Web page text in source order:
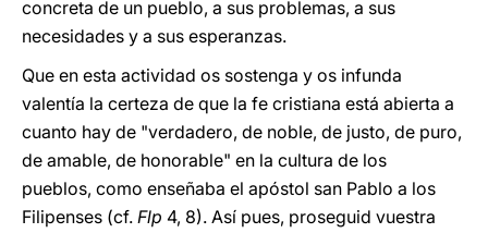
concreta de un pueblo, a sus problemas, a sus
necesidades y a sus esperanzas.
Que en esta actividad os sostenga y os infunda
valentía la certeza de que la fe cristiana está abierta a
cuanto hay de "verdadero, de noble, de justo, de puro,
de amable, de honorable" en la cultura de los
pueblos, como enseñaba el apóstol san Pablo a los
Filipenses (cf. Flp 4, 8). Así pues, proseguid vuestra